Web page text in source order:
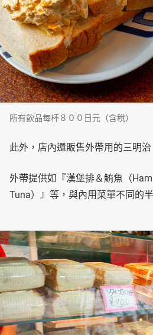
所有飲品每杯８００日元（含稅）
此外，店內還販售外帶用的三明治
外帶提供如『漢堡排＆鮪魚（
Tuna）』等，與內用菜單不同的